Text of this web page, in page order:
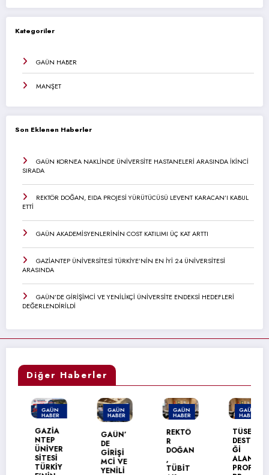
Kategoriler
GAÜN HABER
MANŞET
Son Eklenen Haberler
GAÜN KORNEA NAKLİNDE ÜNİVERSİTE HASTANELERİ ARASINDA İKİNCİ
SIRADA
REKTÖR DOĞAN, EIDA PROJESİ YÜRÜTÜCÜSÜ LEVENT KARACAN’I KABUL
ETTİ
GAÜN AKADEMİSYENLERİNİN COST KATILIMI ÜÇ KAT ARTTI
GAZİANTEP ÜNİVERSİTESİ TÜRKİYE’NİN EN İYİ 24 ÜNİVERSİTESİ
ARASINDA
GAÜN’DE GİRİŞİMCİ VE YENİLİKÇİ ÜNİVERSİTE ENDEKSİ HEDEFLERİ
DEĞERLENDİRİLDİ
Diğer Haberler
GAÜN
HABER
MANŞET
GAZİA
NTEP
ÜNİVER
SİTESİ
TÜRKİY
GAÜN
HABER
GAÜN’
GİRİŞİ
MCİ VE
YENİLİ
GAÜN
HABER
REKTÖ
DOĞAN
TÜBİT
GAÜN
HABER
TÜSEB
DESTE
ALAN
PROF.